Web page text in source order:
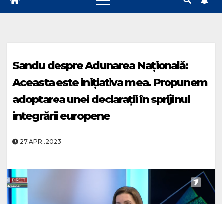
Sandu despre Adunarea Națională:
Aceasta este inițiativa mea. Propunem
adoptarea unei declarații în sprijinul
integrării europene
27.APR..2023